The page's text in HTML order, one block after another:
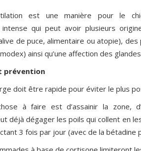
est une manière pour le
intense qui peut avoir plusieurs
de puce, alimentaire ou atopie),
ainsi qu’une affection des
prévention
doit être rapide pour éviter le plus
à faire est d’assainir la zone,
déjà dégager les poils qui collent en
3 fois par jour (avec de la bétadine
C'est GRATUIT !
Découvrez en exclusivité la première édition de